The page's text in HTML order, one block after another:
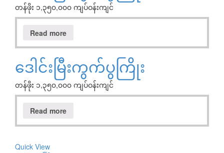
တန်ဖိုး ၁,၃၅၀,၀၀၀ ကျပ်ဝန်းကျင်
Read more
ဒေါင်းမြီးကွက်ပွကြိုး
တန်ဖိုး ၁,၃၅၀,၀၀၀ ကျပ်ဝန်းကျင်
Read more
Quick View